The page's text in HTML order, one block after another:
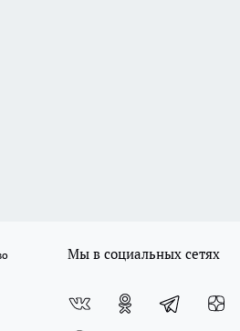
Мы в социальных сетях